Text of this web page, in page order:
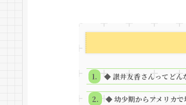
◆ 讃井友香さんってど
◆ 幼少期からアメリカで